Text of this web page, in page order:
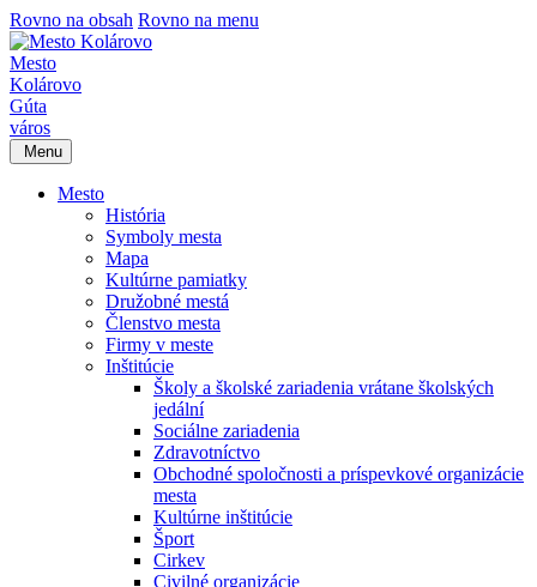
Rovno na obsah Rovno na menu
Mesto
Kolárovo
Gúta
város
Menu
Mesto
História
Symboly mesta
Mapa
Kultúrne pamiatky
Družobné mestá
Členstvo mesta
Firmy v meste
Inštitúcie
Školy a školské zariadenia vrátane školských
jedální
Sociálne zariadenia
Zdravotníctvo
Obchodné spoločnosti a príspevkové organizácie
mesta
Kultúrne inštitúcie
Šport
Cirkev
Civilné organizácie